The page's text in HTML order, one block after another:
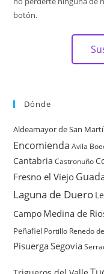
botón.
Dónde
Aldeamayor de San
Encomienda Avila
Cantabria Castronuño
Fresno el Viejo
Laguna de Duero
Campo Medina de
Peñafiel Portillo Renedo
PisuergaSegovia